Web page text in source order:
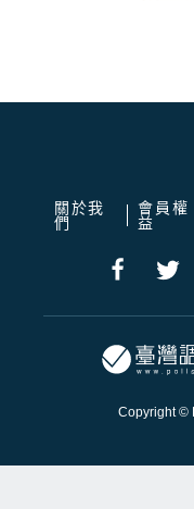
關於我
們
會員權
益
Copyright ©